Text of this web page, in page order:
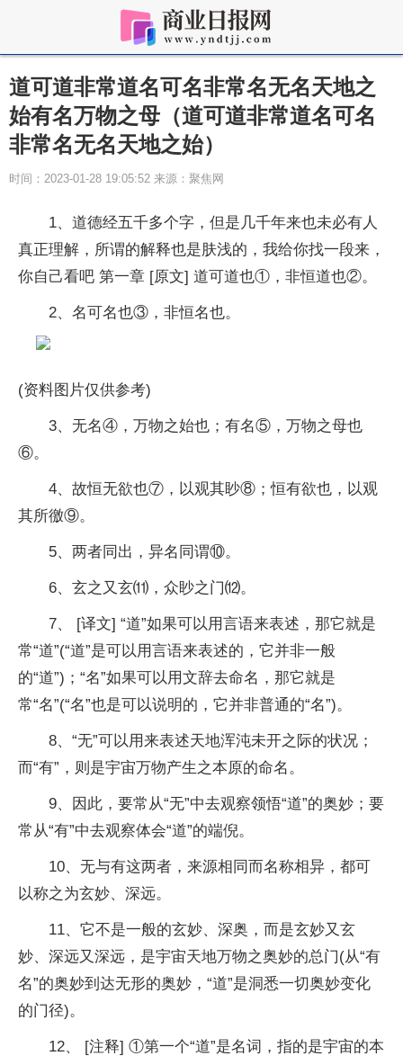
道可道非常道名可名非常名无名天地之
始有名万物之母（道可道非常道名可名
非常名无名天地之始）
时间：2023-01-28 19:05:52 来源：聚焦网
1、道德经五千多个字，但是几千年来也未必有人
真正理解，所谓的解释也是肤浅的，我给你找一段来，
你自己看吧 第一章 [原文] 道可道也①，非恒道也②。
2、名可名也③，非恒名也。
(资料图片仅供参考)
3、无名④，万物之始也；有名⑤，万物之母也
⑥。
4、故恒无欲也⑦，以观其眇⑧；恒有欲也，以观
其所徼⑨。
5、两者同出，异名同谓⑩。
6、玄之又玄⑾，众眇之门⑿。
7、 [译文] “道”如果可以用言语来表述，那它就是
常“道”(“道”是可以用言语来表述的，它并非一般
的“道”)；“名”如果可以用文辞去命名，那它就是
常“名”(“名”也是可以说明的，它并非普通的“名”)。
8、“无”可以用来表述天地浑沌未开之际的状况；
而“有”，则是宇宙万物产生之本原的命名。
9、因此，要常从“无”中去观察领悟“道”的奥妙；要
常从“有”中去观察体会“道”的端倪。
10、无与有这两者，来源相同而名称相异，都可
以称之为玄妙、深远。
11、它不是一般的玄妙、深奥，而是玄妙又玄
妙、深远又深远，是宇宙天地万物之奥妙的总门(从“有
名”的奥妙到达无形的奥妙，“道”是洞悉一切奥妙变化
的门径)。
12、 [注释] ①第一个“道”是名词，指的是宇宙的本